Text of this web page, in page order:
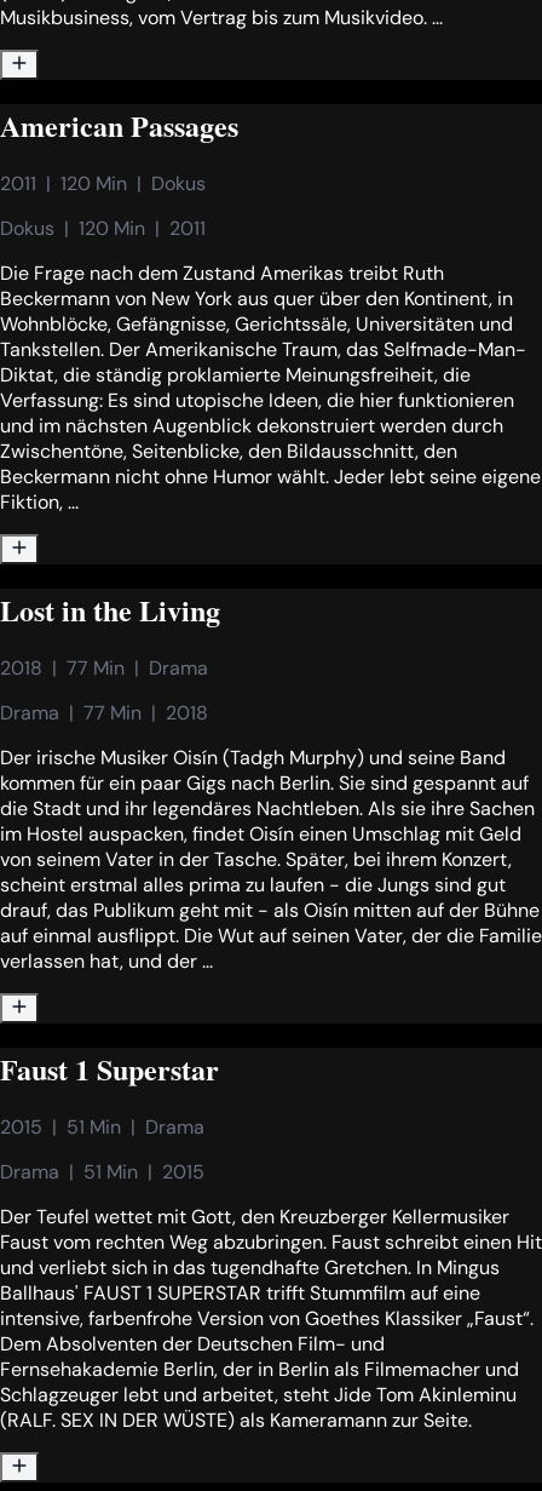
Musikbusiness, vom Vertrag bis zum Musikvideo. ...
American Passages
2011  |  120 Min  |  Dokus
Dokus  |  120 Min  |  2011
Die Frage nach dem Zustand Amerikas treibt Ruth
Beckermann von New York aus quer über den Kontinent, in
Wohnblöcke, Gefängnisse, Gerichtssäle, Universitäten und
Tankstellen. Der Amerikanische Traum, das Selfmade-Man-
Diktat, die ständig proklamierte Meinungsfreiheit, die
Verfassung: Es sind utopische Ideen, die hier funktionieren
und im nächsten Augenblick dekonstruiert werden durch
Zwischentöne, Seitenblicke, den Bildausschnitt, den
Beckermann nicht ohne Humor wählt. Jeder lebt seine eigene
Fiktion, ...
Lost in the Living
2018  |  77 Min  |  Drama
Drama  |  77 Min  |  2018
Der irische Musiker Oisín (Tadgh Murphy) und seine Band
kommen für ein paar Gigs nach Berlin. Sie sind gespannt auf
die Stadt und ihr legendäres Nachtleben. Als sie ihre Sachen
im Hostel auspacken, findet Oisín einen Umschlag mit Geld
von seinem Vater in der Tasche. Später, bei ihrem Konzert,
scheint erstmal alles prima zu laufen - die Jungs sind gut
drauf, das Publikum geht mit - als Oisín mitten auf der Bühne
auf einmal ausflippt. Die Wut auf seinen Vater, der die Familie
verlassen hat, und der ...
Faust 1 Superstar
2015  |  51 Min  |  Drama
Drama  |  51 Min  |  2015
Der Teufel wettet mit Gott, den Kreuzberger Kellermusiker
Faust vom rechten Weg abzubringen. Faust schreibt einen Hit
und verliebt sich in das tugendhafte Gretchen. In Mingus
Ballhaus' FAUST 1 SUPERSTAR trifft Stummfilm auf eine
intensive, farbenfrohe Version von Goethes Klassiker „Faust“.
Dem Absolventen der Deutschen Film- und
Fernsehakademie Berlin, der in Berlin als Filmemacher und
Schlagzeuger lebt und arbeitet, steht Jide Tom Akinleminu
(RALF. SEX IN DER WÜSTE) als Kameramann zur Seite.